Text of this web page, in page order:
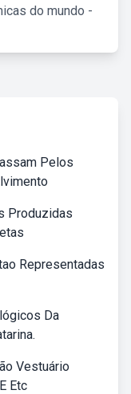
do mundo -
Pelos
Produzidas
Representadas
Da
Vestuário
Etc